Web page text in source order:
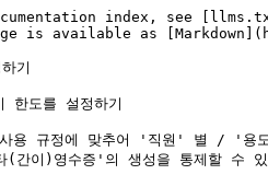
index, see
is available as
기
한도를 설정하기
사용 규정에 맞추어 '직원' 별 / '용
(간이)영수증'의 생성을 통제할 수 있